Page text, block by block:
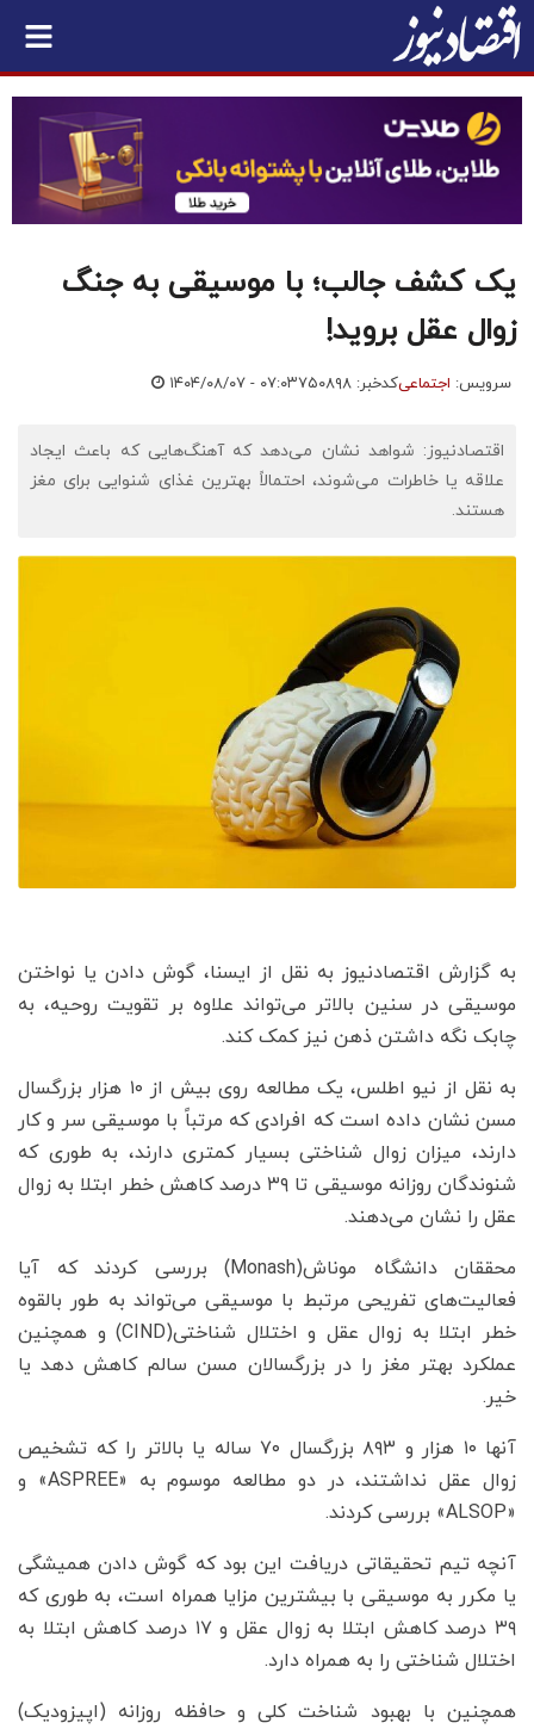
یک کشف جالب؛ با موسیقی به جنگ
زوال عقل بروید!
سرویس: اجتماعیکدخبر: ۷۵۰۸۹۸ ۱۴۰۴/۰۸/۰۷ - ۰۷:۰۳
اقتصادنیوز: شواهد نشان می‌دهد که آهنگ‌هایی که باعث ایجاد
علاقه یا خاطرات می‌شوند، احتمالاً بهترین غذای شنوایی برای مغز
هستند.
به گزارش اقتصادنیوز به نقل از ایسنا، گوش دادن یا نواختن
موسیقی در سنین بالاتر می‌تواند علاوه بر تقویت روحیه، به
چابک نگه داشتن ذهن نیز کمک کند.
به نقل از نیو اطلس، یک مطالعه روی بیش از ۱۰ هزار بزرگسال
مسن نشان داده است که افرادی که مرتباً با موسیقی سر و کار
دارند، میزان زوال شناختی بسیار کمتری دارند، به طوری که
شنوندگان روزانه موسیقی تا ۳۹ درصد کاهش خطر ابتلا به زوال
عقل را نشان می‌دهند.
محققان دانشگاه موناش(Monash) بررسی کردند که آیا
فعالیت‌های تفریحی مرتبط با موسیقی می‌تواند به طور بالقوه
خطر ابتلا به زوال عقل و اختلال شناختی(CIND) و همچنین
عملکرد بهتر مغز را در بزرگسالان مسن سالم کاهش دهد یا
خیر.
آنها ۱۰ هزار و ۸۹۳ بزرگسال ۷۰ ساله یا بالاتر را که تشخیص
زوال عقل نداشتند، در دو مطالعه موسوم به «ASPREE» و
«ALSOP» بررسی کردند.
آنچه تیم تحقیقاتی دریافت این بود که گوش دادن همیشگی
یا مکرر به موسیقی با بیشترین مزایا همراه است، به طوری که
۳۹ درصد کاهش ابتلا به زوال عقل و ۱۷ درصد کاهش ابتلا به
اختلال شناختی را به همراه دارد.
همچنین با بهبود شناخت کلی و حافظه روزانه (اپیزودیک)